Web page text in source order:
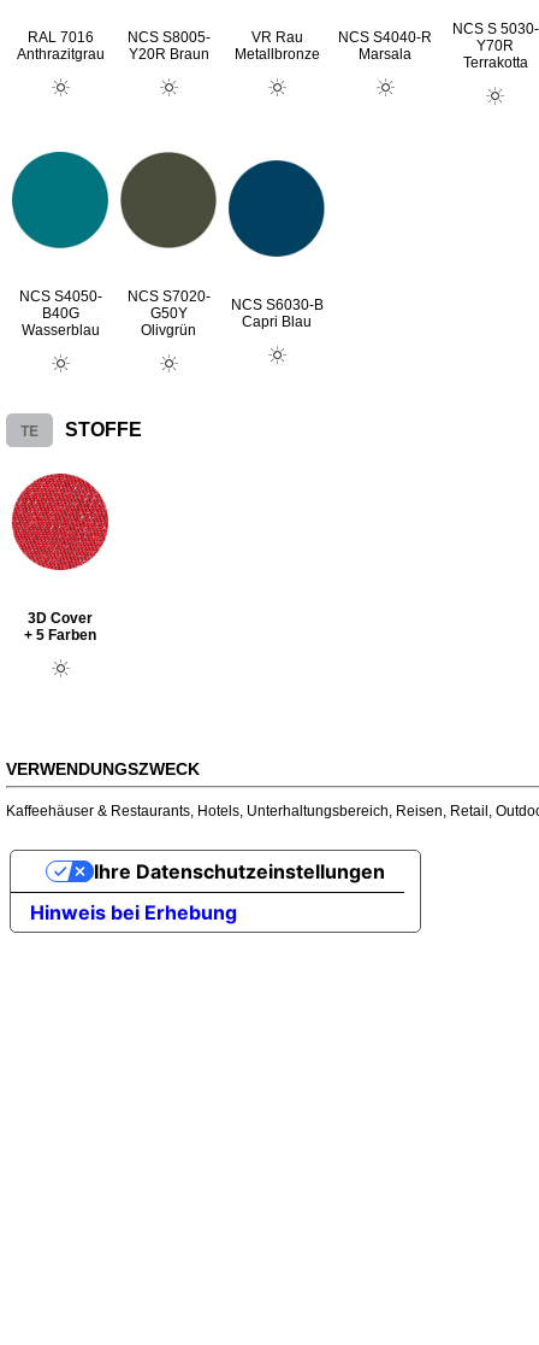
RAL 7016
Anthrazitgrau
NCS S8005-
Y20R Braun
VR Rau
Metallbronze
NCS S4040-R
Marsala
NCS S 5030-
Y70R
Terrakotta
NCS S4050-
B40G
Wasserblau
NCS S7020-
G50Y
Olivgrün
NCS S6030-B
Capri Blau
TE STOFFE
3D Cover
+ 5 Farben
VERWENDUNGSZWECK
Kaffeehäuser & Restaurants, Hotels, Unterhaltungsbereich, Reisen, Retail ,
Hinweis bei Erhebung
Ihre Datenschutzeinstellungen